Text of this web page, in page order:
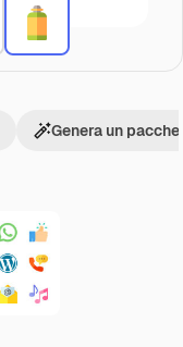
Genera un